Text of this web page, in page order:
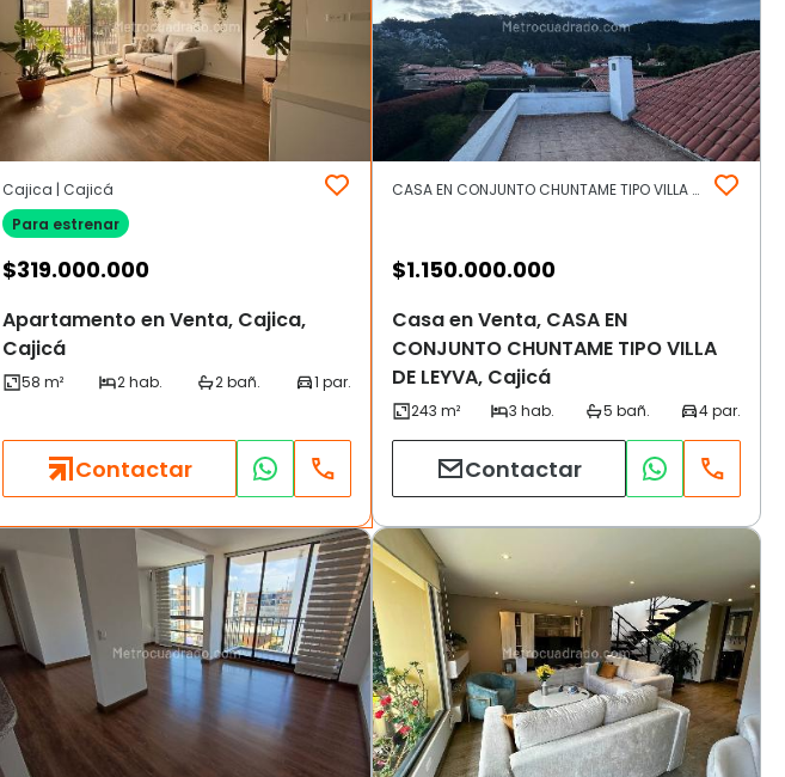
Cajica | Cajicá
Para estrenar
$319.000.000
Apartamento en Venta, Cajica,
Cajicá
Contactar
CASA EN CONJUNTO CHUNTAME TIPO VILLA DE LEYVA | Cajicá
$1.150.000.000
Casa en Venta, CASA EN
CONJUNTO CHUNTAME TIPO VILLA
DE LEYVA, Cajicá
Contactar